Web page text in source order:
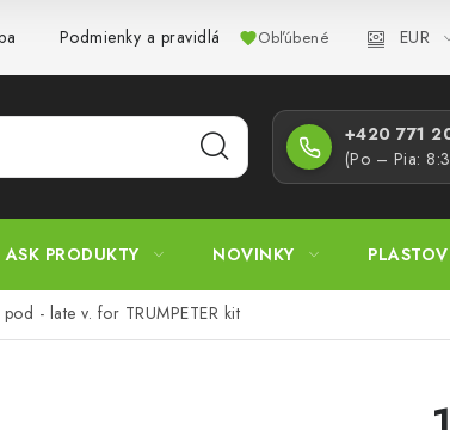
Podmienky a pravidlá Zásady ochrany
Obľúbené EUR
+420 771
(Po – Pia:
ASK PRODUKTY NOVINKY
- late v. for TRUMPETER kit